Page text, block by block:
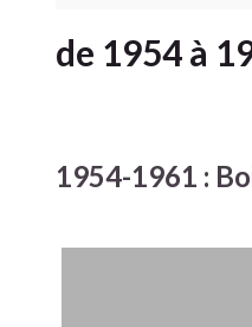
de 1954 à
1954-1961 :